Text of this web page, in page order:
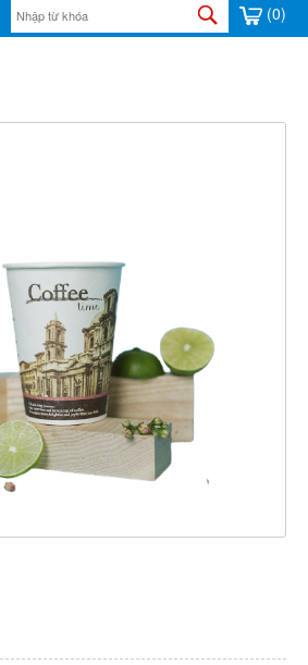
(0)